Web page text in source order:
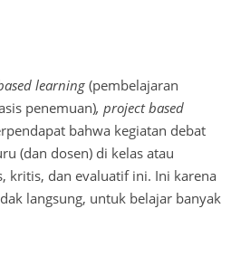
learning(pembelajaran
penemuan), project based
bahwa kegiatan debat
(dan dosen) di kelas atau
kritis, dan evaluatif ini. Ini karena
langsung, untuk belajar banyak